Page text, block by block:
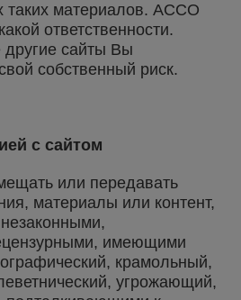
материалов. ACCO
ответственности.
сайты Вы
собственный риск.
с сайтом
или передавать
материалы или контент,
имеющими
крамольный,
угрожающий,